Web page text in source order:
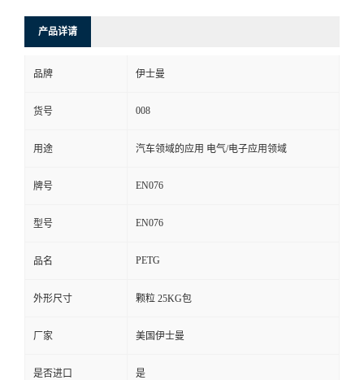
式
在
线
产品详请
品牌 伊士曼
货号 008
用途 汽车领域的应用 电气/电子应用领域
牌号 EN076
型号 EN076
品名 PETG
外形尺寸 颗粒 25KG包
厂家 美国伊士曼
是否进口 是